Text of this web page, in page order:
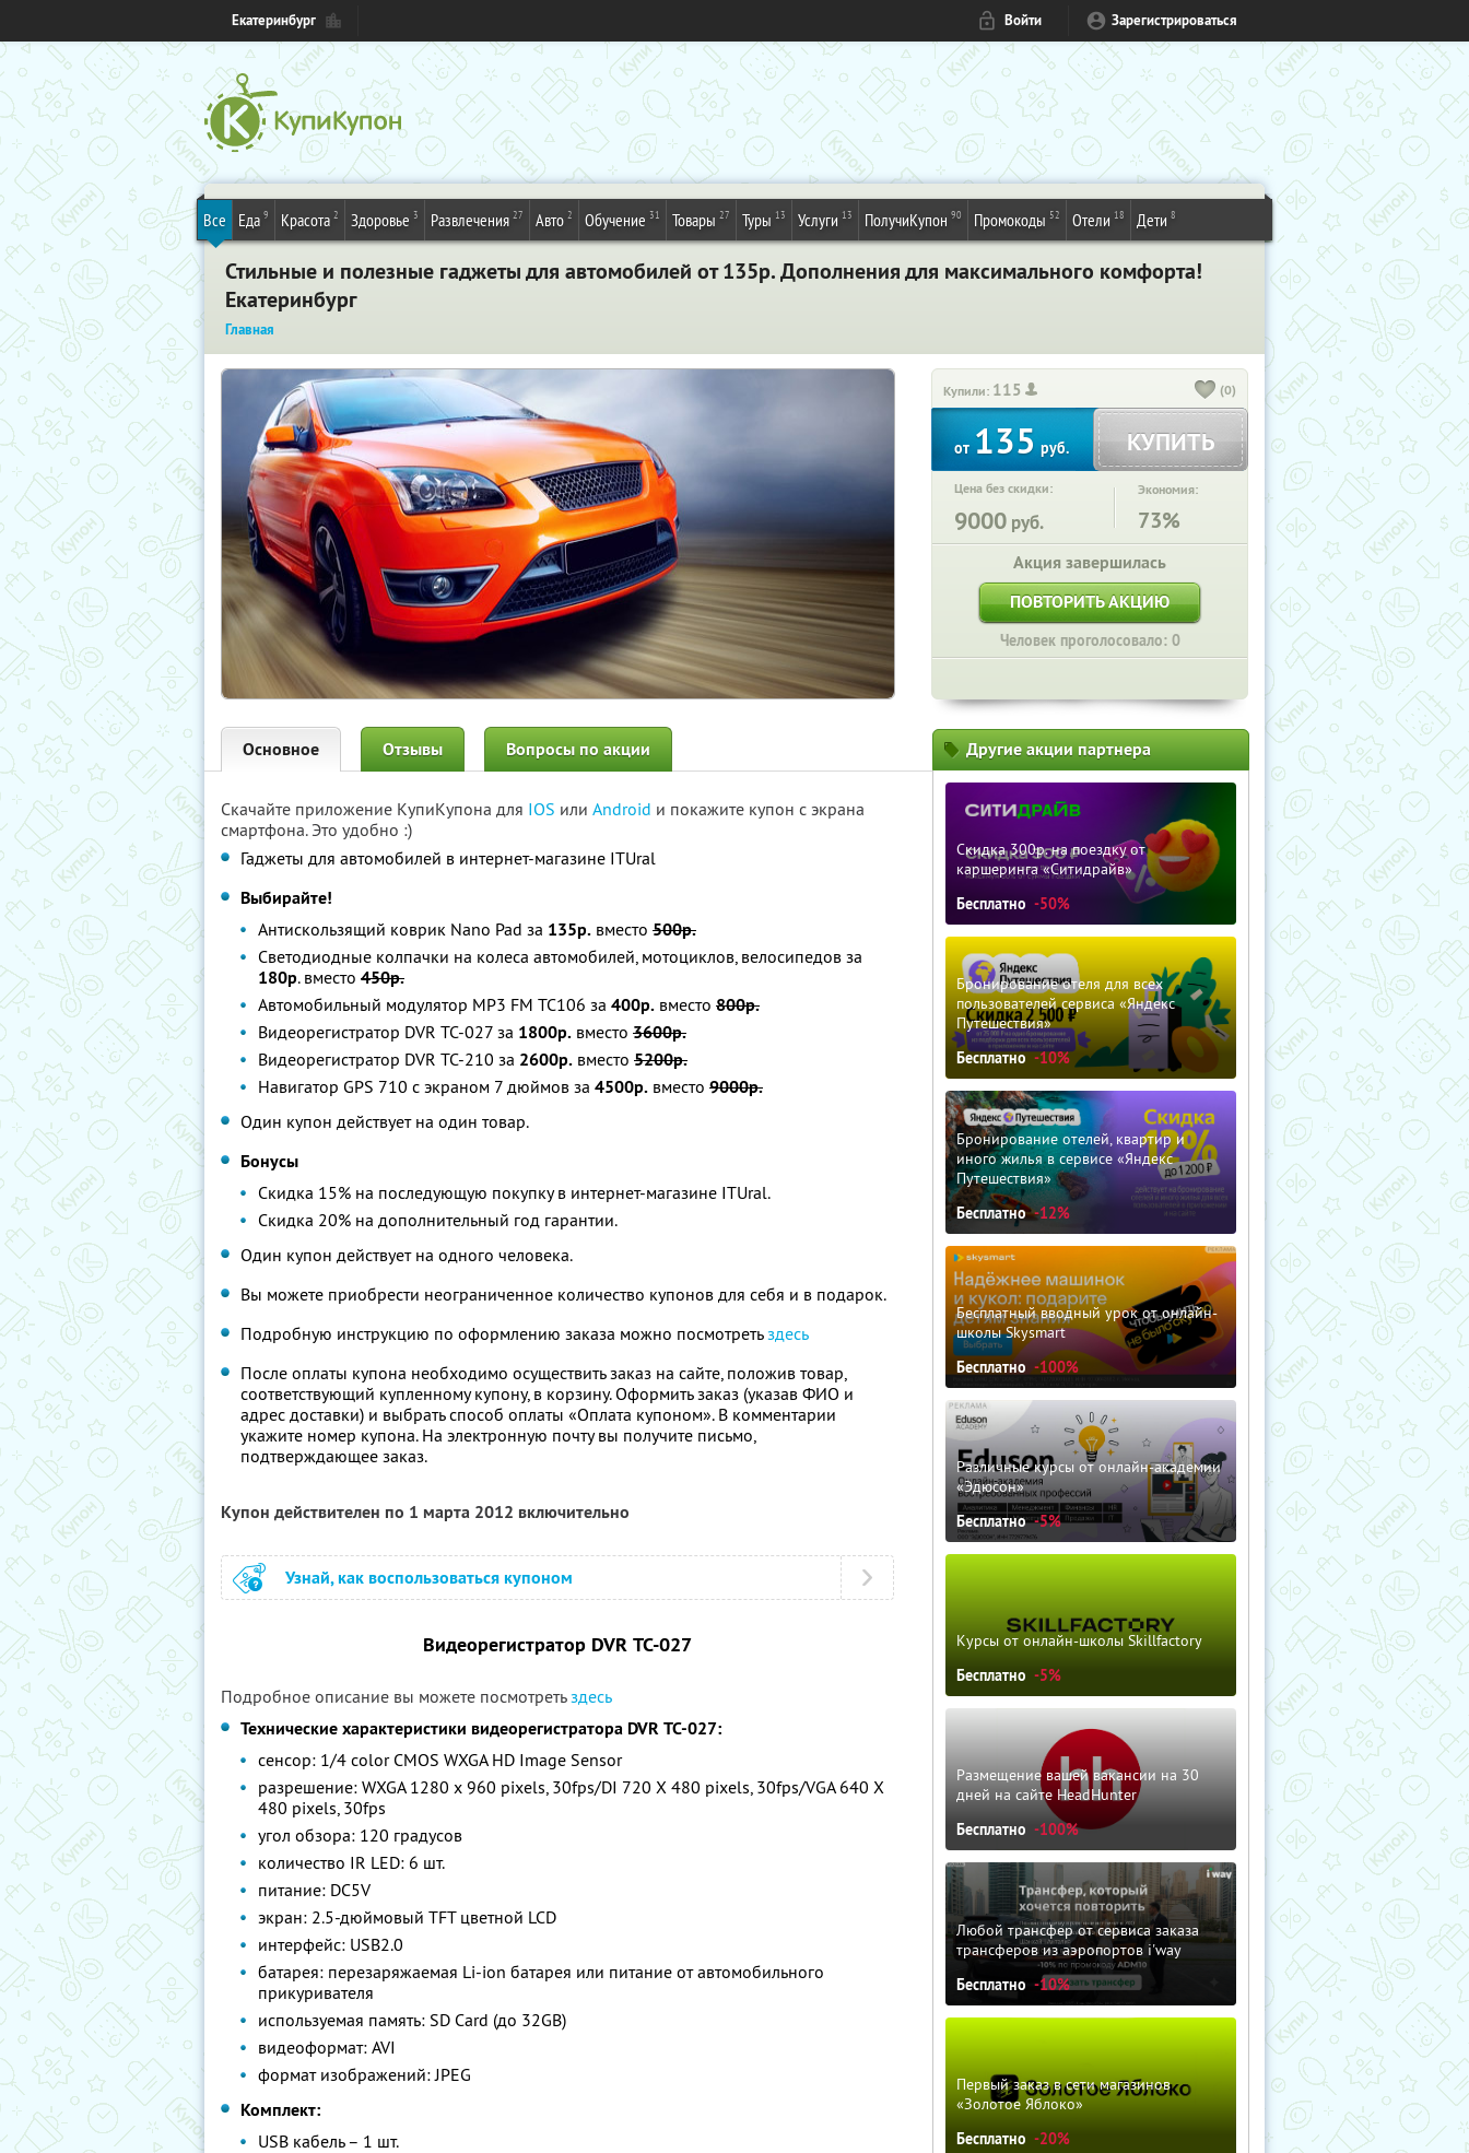
Екатеринбург Войти Зарегистрироваться
Все Еда 9 Красота 2 Здоровье 3 Развлечения 27 Авто 2 Обучение 31 Товары 27 Туры 13 Услуги 13 ПолучиКупон 90 Промокоды 52 Отели 18 Дети 8
Стильные и полезные гаджеты для автомобилей от 135р. Дополнения для максимального комфорта!
Екатеринбург
Главная
Купили: 115 (0)
от135руб. КУПИТЬ
Цена без скидки:
9000 руб.
Экономия:
73%
Акция завершилась
ПОВТОРИТЬ АКЦИЮ
Человек проголосовало: 0
Основное Отзывы Вопросы по акции
Скачайте приложение КупиКупона для IOS или Android и покажите купон с экрана
смартфона. Это удобно :)
Гаджеты для автомобилей в интернет-магазине ITUral
Выбирайте!
Антискользящий коврик Nano Pad за 135р. вместо 500р.
Светодиодные колпачки на колеса автомобилей, мотоциклов, велосипедов за
180р. вместо 450р.
Автомобильный модулятор МР3 FM TC106 за 400р. вместо 800р.
Видеорегистратор DVR ТС-027 за 1800р. вместо 3600р.
Видеорегистратор DVR ТС-210 за 2600р. вместо 5200р.
Навигатор GPS 710 с экраном 7 дюймов за 4500р. вместо 9000р.
Один купон действует на один товар.
Бонусы
Скидка 15% на последующую покупку в интернет-магазине ITUral.
Скидка 20% на дополнительный год гарантии.
Один купон действует на одного человека.
Вы можете приобрести неограниченное количество купонов для себя и в подарок.
Подробную инструкцию по оформлению заказа можно посмотретьздесь
После оплаты купона необходимо осуществить заказ на сайте, положив товар,
соответствующий купленному купону, в корзину. Оформить заказ (указав ФИО и
адрес доставки) и выбрать способ оплаты «Оплата купоном». В комментарии
укажите номер купона. На электронную почту вы получите письмо,
подтверждающее заказ.
Купон действителен по 1 марта 2012 включительно
Узнай, как воспользоваться купоном
Видеорегистратор DVR ТС-027
Подробное описание вы можете посмотретьздесь
Технические характеристики видеорегистратора DVR ТС-027:
сенсор: 1/4 color CMOS WXGA HD Image Sensor
разрешение: WXGA 1280 x 960 pixels, 30fps/DI 720 X 480 pixels, 30fps/VGA 640 X
480 pixels, 30fps
угол обзора: 120 градусов
количество IR LED: 6 шт.
питание: DC5V
экран: 2.5-дюймовый TFT цветной LCD
интерфейс: USB2.0
батарея: перезаряжаемая Li-ion батарея или питание от автомобильного
прикуривателя
используемая память: SD Card (до 32GB)
видеоформат: AVI
формат изображений: JPEG
Комплект:
USB кабель – 1 шт.
Другие акции партнера
Скидка 300р. на поездку от
каршеринга «Ситидрайв»
Бесплатно -50%
Бронирование отеля для всех
пользователей сервиса «Яндекс
Путешествия»
Бесплатно -10%
Бронирование отелей, квартир и
иного жилья в сервисе «Яндекс
Путешествия»
Бесплатно -12%
Бесплатный вводный урок от онлайн-
школы Skysmart
Бесплатно -100%
Различные курсы от онлайн-академии
«Эдюсон»
Бесплатно -5%
Курсы от онлайн-школы Skillfactory
Бесплатно -5%
Размещение вашей вакансии на 30
дней на сайте HeadHunter
Бесплатно -100%
Любой трансфер от сервиса заказа
трансферов из аэропортов i'way
Бесплатно -10%
Первый заказ в сети магазинов
«Золотое Яблоко»
Бесплатно -20%